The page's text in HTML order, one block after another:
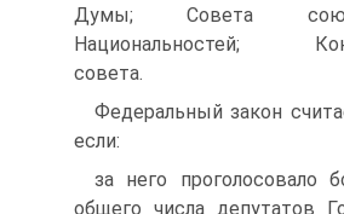
Думы; Совета
Национальностей;
совета.
Федеральный закон
если:
за него проголосовало
общего числа депутатов